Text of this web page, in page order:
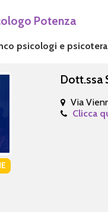
Potenza
psicologi e
Dott.ssa
Via
Clicca